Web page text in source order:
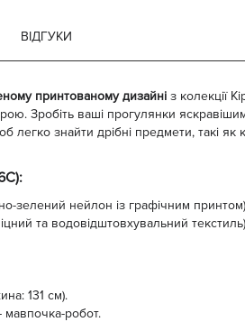
ВІДГУКИ
принтованому дизайні з колекції
Зробіть ваші прогулянки
легко знайти дрібні предмети, такі
зелений нейлон із графічним
та водовідштовхувальний
131 см).
мавпочка-робот.